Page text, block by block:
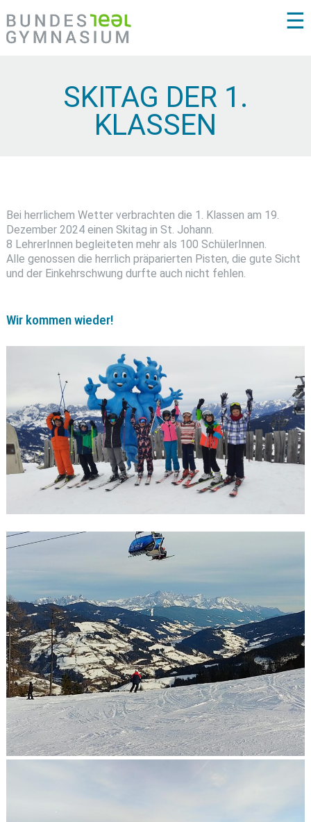
☰
SKITAG DER 1.
KLASSEN
Bei herrlichem Wetter verbrachten die 1. Klassen am 19.
Dezember 2024 einen Skitag in St. Johann.
8 LehrerInnen begleiteten mehr als 100 SchülerInnen.
Alle genossen die herrlich präparierten Pisten, die gute Sicht
und der Einkehrschwung durfte auch nicht fehlen.
Wir kommen wieder!